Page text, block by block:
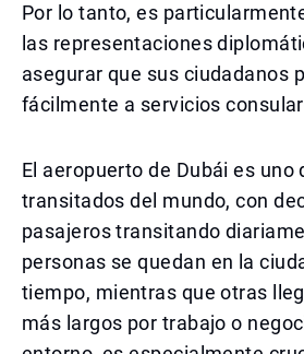
Por lo tanto, es
las representaciones
asegurar que sus ciudadanos
fácilmente a servicios
El aeropuerto de Dubái es uno
transitados del mundo, con
pasajeros transitando
personas se quedan en la
tiempo, mientras que otras
más largos por trabajo o